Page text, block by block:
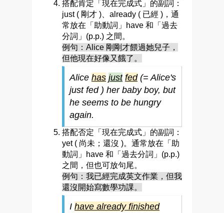
搭配肯定「現在完成式」的副詞：
just ( 剛才 )、already ( 已經 )，通
常放在「助動詞」have 和「過去
分詞」(p.p.) 之間。
例句：Alice 剛剛才餵過她兒子，
但他現在好像又餓了。
Alice has just fed(= Alice's
just fed ) her baby boy, but
he seems to be hungry
again.
搭配否定「現在完成式」的副詞：
yet ( 尚未；還沒 )。通常放在「助
動詞」have 和「過去分詞」(p.p.)
之間，但也可放句尾。
例句：我已經完成英文作業，但我
還沒開始寫數學功課。
I have already finished